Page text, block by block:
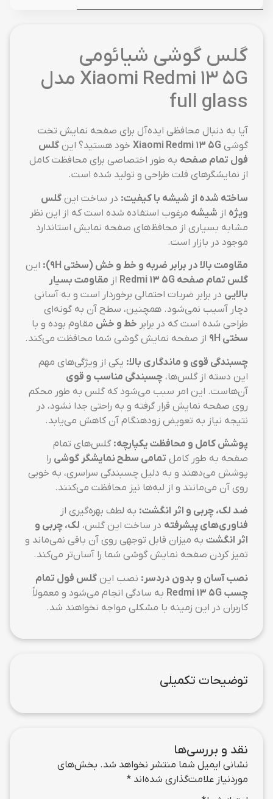
گلس گوشی شیائومی
Xiaomi Redmi 13 5G مدل
full glass
آیا به دنبال محافظی ایده‌آل برای صفحه نمایش تخت
گوشی Xiaomi Redmi 13 5G خود هستید؟ این گلس
فول تمام صفحه به طور اختصاصی برای محافظت کامل
از نمایشگرهای فلت طراحی و تولید شده است.
ساخته شده از شیشه با کیفیت: در ساخت این گلس
ویژه از شیشه مرغوب استفاده شده است که از این نظر
مشابه بسیاری از محافظ‌های صفحه نمایش استاندارد
موجود در بازار است.
مقاومت بالا در برابر ضربه و خط و خش (سختی 9H):
این
گلس تمام صفحه Redmi 13 5G
از مقاومت بسیار
بالایی در برابر ضربات احتمالی برخوردار است و به آسانی
دچار آسیب نمی‌شود. همچنین، سطح آن به گونه‌ای
طراحی شده است که در برابر خط و خش مقاوم بوده و با
سختی 9H
از صفحه نمایش گوشی شما محافظت می‌کند.
چسبندگی قوی و ماندگاری بالا: یکی از ویژگی‌های مهم
این دسته از گلس‌ها، چسبندگی مناسب و قوی
آن‌هاست. این امر سبب می‌شود که گلس به طور محکم
روی صفحه نمایش قرار گرفته و به راحتی جدا نشود، در
نتیجه نیاز به تعویض زودهنگام آن کاهش می‌یابد.
پوشش کامل و محافظت یکپارچه: گلس‌های تمام
صفحه به طور کامل تمامی سطح نمایشگر گوشی را
پوشش می‌دهند و به دلیل چسبندگی سراسری، به خوبی
روی آن می‌مانند و از لبه‌ها نیز محافظت می‌کنند.
ضد لک، چربی و اثر انگشت: به لطف بهره‌گیری از
فناوری‌های پیشرفته در ساخت این گلس، لک، چربی و
اثر انگشت به میزان قابل توجهی روی آن باقی نمی‌ماند و
تمیز کردن صفحه نمایش گوشی شما را آسان‌تر می‌کند.
نصب آسان و بدون دردسر: نصب این گلس فول تمام
چسب Redmi 13 5G
به سادگی انجام می‌شود و معمولاً
کاربران در این زمینه با مشکلی مواجه نخواهند شد.
توضیحات تکمیلی
نقد و بررسی‌ها
نشانی ایمیل شما منتشر نخواهد شد. بخش‌های
موردنیاز علامت‌گذاری شده‌اند *